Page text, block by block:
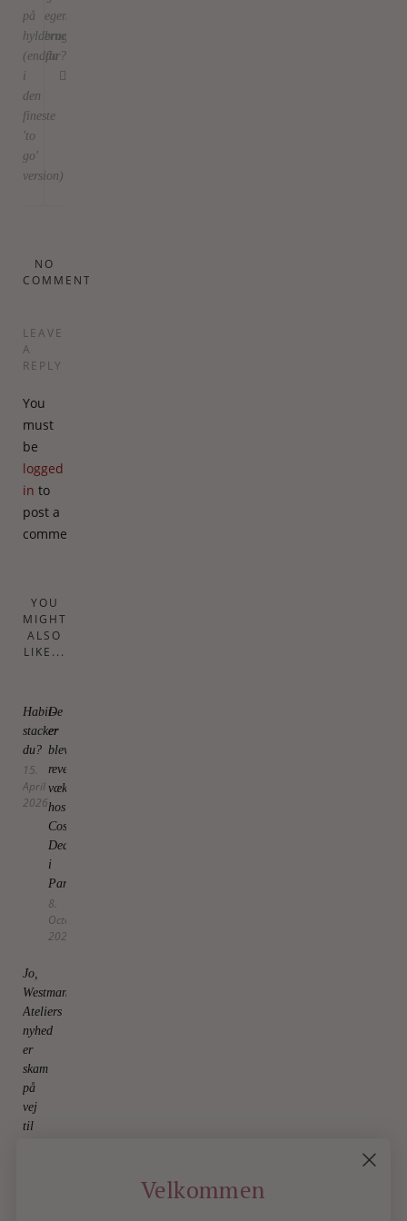
på
hylderne
(endda
i
den
fineste
'to
go'
version)
egentlig
brug
for?
NO
COMMENTS
LEAVE
A
REPLY
You
must
be
logged
in to
post a
comment.
YOU
MIGHT
ALSO
LIKE...
Habit-
stacker
du?
15.
April
2026
De
er
blevet
revet
væk
hos
Cosmic
Dealer
i
Paris
8.
October
2025
Jo,
Westman
Ateliers
nyhed
er
skam
på
vej
til
Velkommen